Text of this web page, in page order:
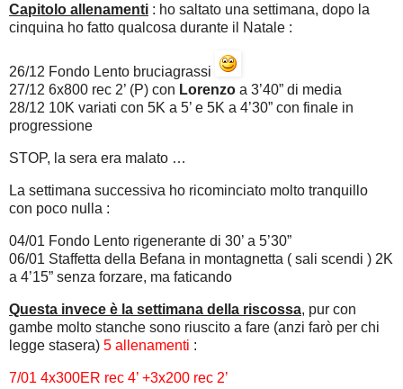
Capitolo allenamenti : ho saltato una settimana, dopo la
cinquina ho fatto qualcosa durante il Natale :
26/12 Fondo Lento bruciagrassi
27/12 6x800 rec 2’ (P) con Lorenzo a 3’40” di media
28/12 10K variati con 5K a 5’ e 5K a 4’30” con finale in
progressione
STOP, la sera era malato …
La settimana successiva ho ricominciato molto tranquillo
con poco nulla :
04/01 Fondo Lento rigenerante di 30’ a 5’30”
06/01 Staffetta della Befana in montagnetta ( sali scendi ) 2K
a 4’15” senza forzare, ma faticando
Questa invece è la settimana della riscossa, pur con
gambe molto stanche sono riuscito a fare (anzi farò per chi
legge stasera) 5 allenamenti :
7/01 4x300ER rec 4’ +3x200 rec 2’